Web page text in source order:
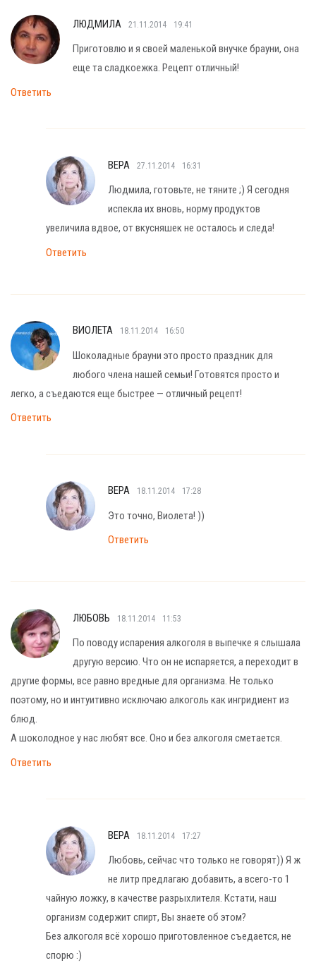
ЛЮДМИЛА 21.11.2014 19:41
Приготовлю и я своей маленькой внучке брауни, она
еще та сладкоежка. Рецепт отличный!
Ответить
ВЕРА 27.11.2014 16:31
Людмила, готовьте, не тяните ;) Я сегодня
испекла их вновь, норму продуктов
увеличила вдвое, от вкусняшек не осталось и следа!
Ответить
ВИОЛЕТА 18.11.2014 16:50
Шоколадные брауни это просто праздник для
любого члена нашей семьи! Готовятся просто и
легко, а съедаются еще быстрее — отличный рецепт!
Ответить
ВЕРА 18.11.2014 17:28
Это точно, Виолета! ))
Ответить
ЛЮБОВЬ 18.11.2014 11:53
По поводу испарения алкоголя в выпечке я слышала
другую версию. Что он не испаряется, а переходит в
другие формы, все равно вредные для организма. Не только
поэтому, но и интуитивно исключаю алкоголь как ингридиент из
блюд.
А шоколодное у нас любят все. Оно и без алкоголя сметается.
Ответить
ВЕРА 18.11.2014 17:27
Любовь, сейчас что только не говорят)) Я ж
не литр предлагаю добавить, а всего-то 1
чайную ложку, в качестве разрыхлителя. Кстати, наш
организм содержит спирт, Вы знаете об этом?
Без алкоголя всё хорошо приготовленное съедается, не
спорю :)